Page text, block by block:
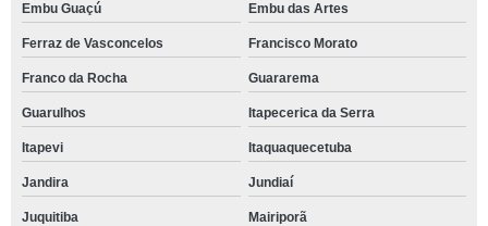
Embu Guaçú Embu das Artes
Ferraz de Vasconcelos Francisco Morato
Franco da Rocha Guararema
Guarulhos Itapecerica da Serra
Itapevi Itaquaquecetuba
Jandira Jundiaí
Juquitiba Mairiporã